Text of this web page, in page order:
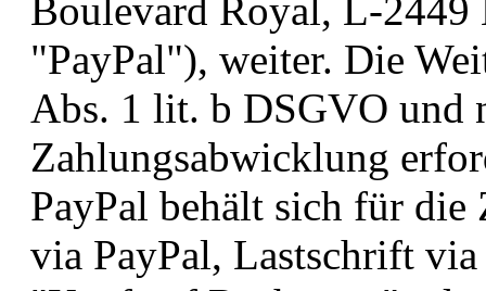
Boulevard Royal, L-2449
"PayPal"), weiter. Die
Abs. 1 lit. b DSGVO und
Zahlungsabwicklung
PayPal behält sich für
via PayPal, Lastschrift